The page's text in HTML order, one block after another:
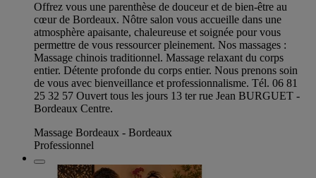
Offrez vous une parenthèse de douceur et de bien-être au
cœur de Bordeaux. Nôtre salon vous accueille dans une
atmosphère apaisante, chaleureuse et soignée pour vous
permettre de vous ressourcer pleinement. Nos massages :
Massage chinois traditionnel. Massage relaxant du corps
entier. Détente profonde du corps entier. Nous prenons soin
de vous avec bienveillance et professionnalisme. Tél. 06 81
25 32 57 Ouvert tous les jours 13 ter rue Jean BURGUET -
Bordeaux Centre.
Massage Bordeaux - Bordeaux
Professionnel